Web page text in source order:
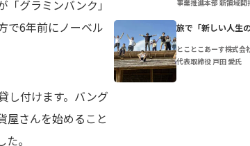
グラミンバンク」
で6年前にノーベル
し付けます。バング
屋さんを始めること
。
事業推進本部 新領域
旅で「新しい人生
とことこあーす株式会
代表取締役 戸田 愛氏